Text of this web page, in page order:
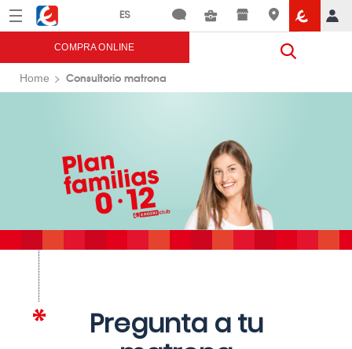
Menú Eroski
COMPRA ONLINE
Home Consultorio matrona
Pregunta a tu